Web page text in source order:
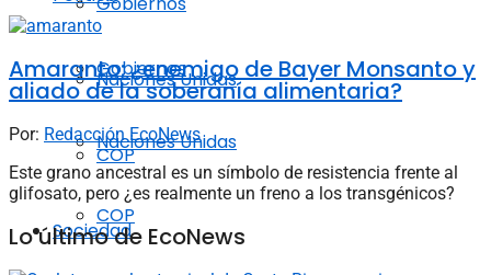
Naciones Unidas
COP
Sociedad
Gobiernos
Naciones Unidas
COP
Amaranto: ¿enemigo de Bayer Monsanto y
aliado de la soberanía alimentaria?
Por: Redacción EcoNews
Este grano ancestral es un símbolo de resistencia frente al
glifosato, pero ¿es realmente un freno a los transgénicos?
Lo último de EcoNews